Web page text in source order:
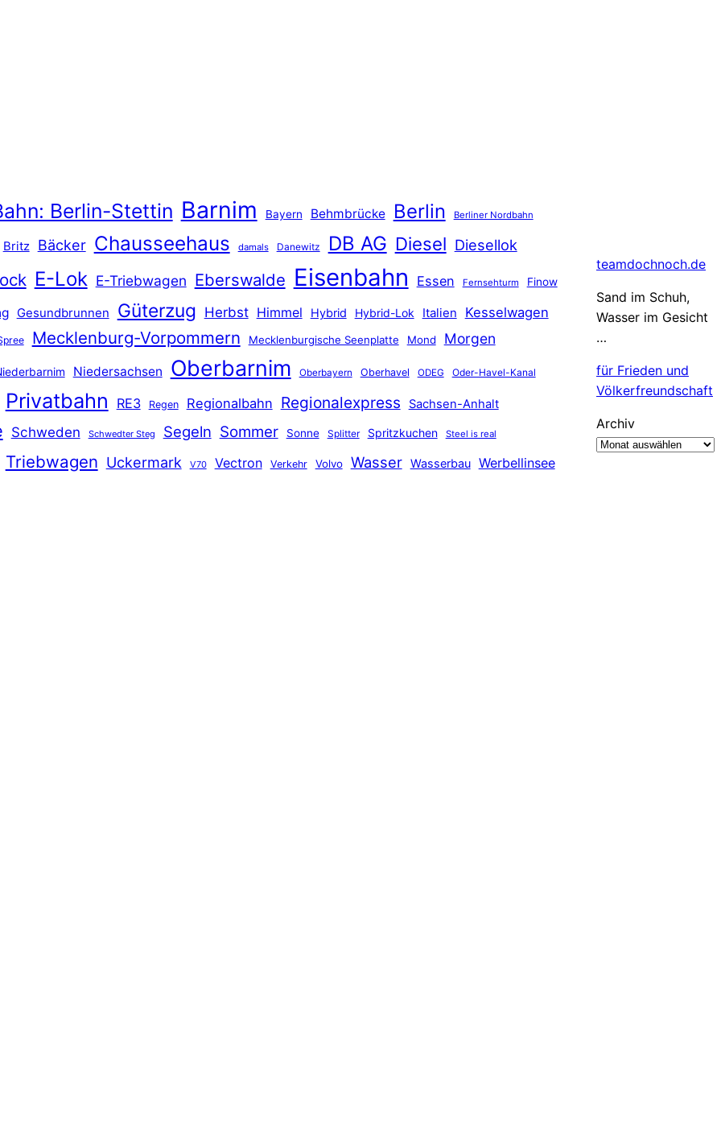
Berlin-Stettin Barnim Bayern Behmbrücke Berlin Berliner Nordbahn
Britz Bäcker Chausseehaus damals Danewitz DB AG Diesel Diesellok
E-Lok E-Triebwagen Eberswalde Eisenbahn Essen Fernsehturm Finow
Gesundbrunnen Güterzug Herbst Himmel Hybrid Hybrid-Lok Italien Kesselwagen
Mecklenburg-Vorpommern Mecklenburgische Seenplatte Mond Morgen
Niedersachsen Oberbarnim Oberbayern Oberhavel ODEG Oder-Havel-Kanal
Privatbahn RE3 Regen Regionalbahn Regionalexpress Sachsen-Anhalt
Schweden Schwedter Steg Segeln Sommer Sonne Splitter Spritzkuchen Steel is real
Triebwagen Uckermark V70 Vectron Verkehr Volvo Wasser Wasserbau Werbellinsee
teamdochnoch.de
Sand im Schuh,
Wasser im Gesicht
…
für Frieden und
Völkerfreundschaft
Archiv